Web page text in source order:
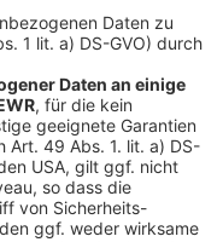
„Ars Electronica
von Life
steht in keiner
in keiner Weise
oder
verwendet